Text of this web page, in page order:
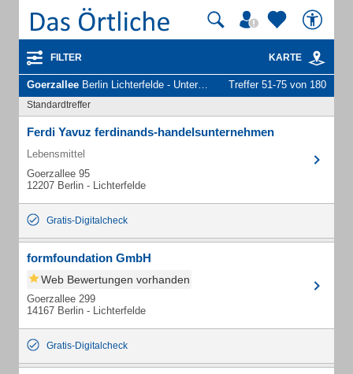
FILTER KARTE
Goerzallee Berlin Lichterfelde - Unternehmen und Personen Treffer 51-75 von 180
Standardtreffer
Ferdi Yavuz ferdinands-handelsunternehmen
Lebensmittel
Goerzallee 95
12207 Berlin - Lichterfelde
Gratis-Digitalcheck
formfoundation GmbH
Web Bewertungen vorhanden
Goerzallee 299
14167 Berlin - Lichterfelde
Gratis-Digitalcheck